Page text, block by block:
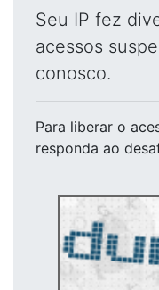
Seu IP fez
acessos
conosco.
Para liberar o
responda ao